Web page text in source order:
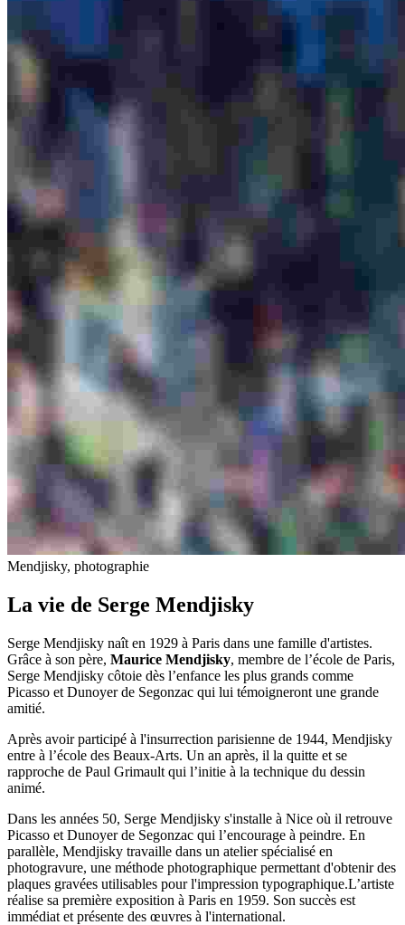
Mendjisky, photographie
La vie de Serge Mendjisky
Serge Mendjisky naît en 1929 à Paris dans une famille d'artistes.
Grâce à son père, Maurice Mendjisky, membre de l’école de Paris,
Serge Mendjisky côtoie dès l’enfance les plus grands comme
Picasso et Dunoyer de Segonzac qui lui témoigneront une grande
amitié.
Après avoir participé à l'insurrection parisienne de 1944, Mendjisky
entre à l’école des Beaux-Arts. Un an après, il la quitte et se
rapproche de Paul Grimault qui l’initie à la technique du dessin
animé.
Dans les années 50, Serge Mendjisky s'installe à Nice où il retrouve
Picasso et Dunoyer de Segonzac qui l’encourage à peindre. En
parallèle, Mendjisky travaille dans un atelier spécialisé en
photogravure, une méthode photographique permettant d'obtenir des
plaques gravées utilisables pour l'impression typographique.L’artiste
réalise sa première exposition à Paris en 1959. Son succès est
immédiat et présente des œuvres à l'international.